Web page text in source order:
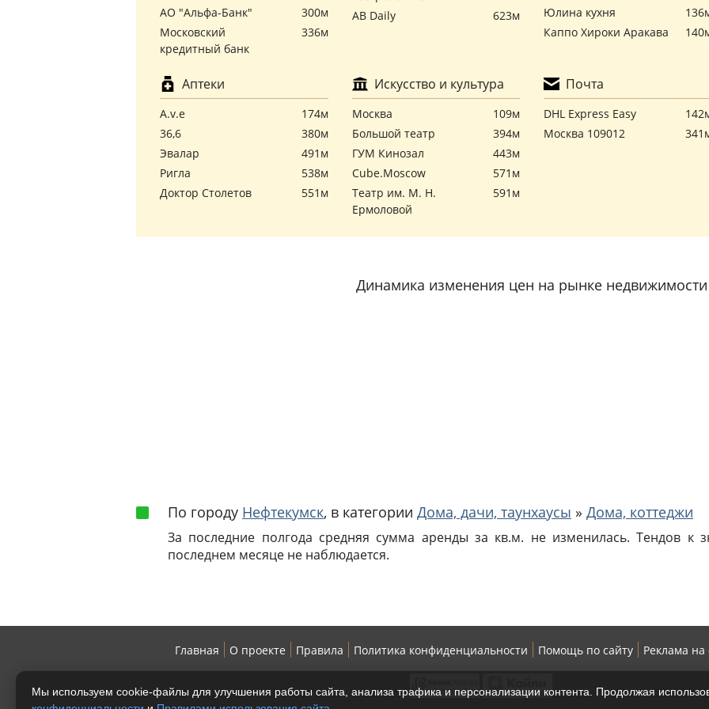
АО "Альфа-Банк"
300м
Московский
кредитный банк
336м
АВ Daily
623м
Юлина кухня
Каппо Хироки Аракава
Аптеки
A.v.e
174м
36,6
380м
Эвалар
491м
Ригла
538м
Доктор Столетов
551м
Искусство и культура
Москва
109м
Большой театр
394м
ГУМ Кинозал
443м
Cube.Moscow
571м
Театр им. М. Н.
Ермоловой
591м
Почта
DHL Express Easy
Москва 109012
Динамика изменения цен на рынке недвижимости
По городу Нефтекумск, в категории Дома, дачи, таунхаусы » Дома, коттеджи
За последние полгода средняя сумма аренды за кв.м. не изменилась. Тендов к
последнем месяце не наблюдается.
Главная О проекте Правила Политика конфиденциальности Помощь по сайту Реклама на
Мы используем cookie-файлы для улучшения работы сайта, анализа трафика и персонализации контента. Продолжая